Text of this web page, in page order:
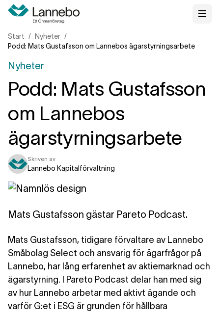
Start
Nyheter
Podd: Mats Gustafsson om Lannebos ägarstyrningsarbete
Nyheter
Podd: Mats Gustafsson
om Lannebos
ägarstyrningsarbete
Skriven av
Lannebo Kapitalförvaltning
Mats Gustafsson gästar Pareto Podcast.
Mats Gustafsson, tidigare förvaltare av Lannebo
Småbolag Select och ansvarig för ägarfrågor på
Lannebo, har lång erfarenhet av aktiemarknad och
ägarstyrning. I Pareto Podcast delar han med sig
av hur Lannebo arbetar med aktivt ägande och
varför G:et i ESG är grunden för hållbara